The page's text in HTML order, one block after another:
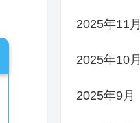
2025年11月
2025年10月
2025年9月